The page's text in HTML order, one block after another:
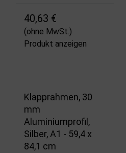
40,63 €
(ohne MwSt.)
Produkt anzeigen
Klapprahmen, 30
mm
Aluminiumprofil,
Silber, A1 - 59,4 x
84,1 cm